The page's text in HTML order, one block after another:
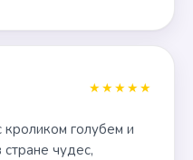
★★★★★
голубем и
чудес,